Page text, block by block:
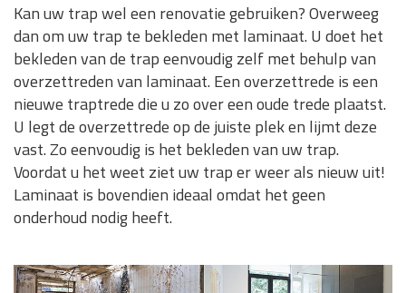
Kan uw trap wel een renovatie gebruiken? Overweeg
dan om uw trap te bekleden met laminaat. U doet het
bekleden van de trap eenvoudig zelf met behulp van
overzettreden van laminaat. Een overzettrede is een
nieuwe traptrede die u zo over een oude trede plaatst.
U legt de overzettrede op de juiste plek en lijmt deze
vast. Zo eenvoudig is het bekleden van uw trap.
Voordat u het weet ziet uw trap er weer als nieuw uit!
Laminaat is bovendien ideaal omdat het geen
onderhoud nodig heeft.